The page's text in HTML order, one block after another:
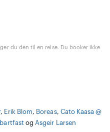
du den til en reise. Du booker ikke
, Erik Blom, Boreas, Cato Kaasa @
og Asgeir Larsen